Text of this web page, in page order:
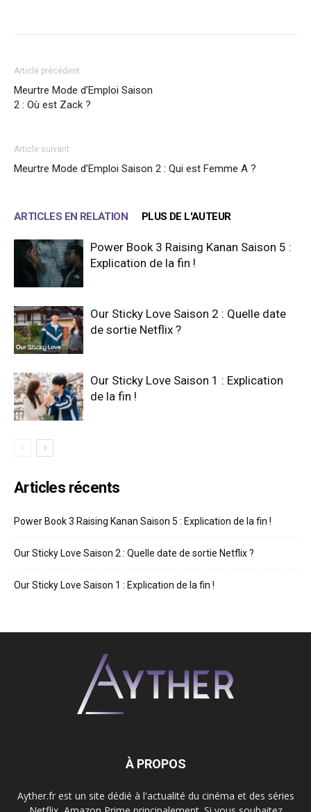
Article précédent
Meurtre Mode d’Emploi Saison
2 : Où est Zack ?
Article suivant
Meurtre Mode d’Emploi Saison 2 : Qui est Femme A ?
ARTICLES EN RELATION PLUS DE L'AUTEUR
Power Book 3 Raising Kanan Saison 5 :
Explication de la fin !
Our Sticky Love Saison 2 : Quelle date
de sortie Netflix ?
Our Sticky Love Saison 1 : Explication
de la fin !
Articles récents
Power Book 3 Raising Kanan Saison 5 : Explication de la fin !
Our Sticky Love Saison 2 : Quelle date de sortie Netflix ?
Our Sticky Love Saison 1 : Explication de la fin !
À PROPOS
Ayther.fr est un site dédié à l'actualité du cinéma et des séries